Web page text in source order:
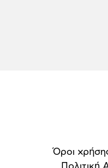
Όροι
Πολιτική